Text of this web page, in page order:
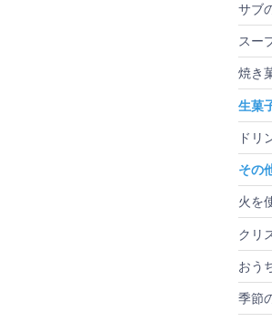
サブ
スー
焼き
生菓
ドリ
その
火を
クリ
おう
季節